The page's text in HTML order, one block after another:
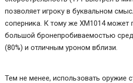
позволяет игроку в буквальном
соперника. К тому же XM1014 может
большой бронепробиваемостью
(80%) и отличным уроном вблизи.
Тем не менее, использовать оружие